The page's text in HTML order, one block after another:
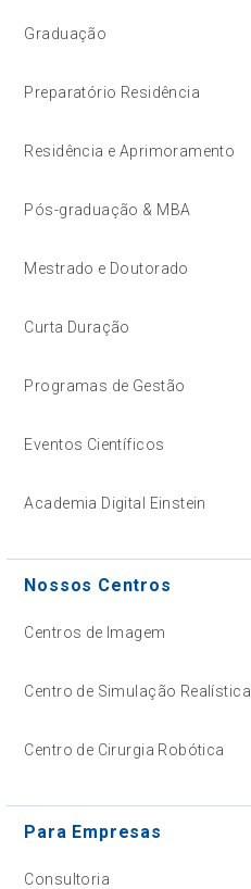
Graduação
Preparatório Residência
Residência e Aprimoramento
Pós-graduação & MBA
Mestrado e Doutorado
Curta Duração
Programas de Gestão
Eventos Científicos
Academia Digital Einstein
Nossos Centros
Centros de Imagem
Centro de Simulação Realística
Centro de Cirurgia Robótica
Para Empresas
Consultoria